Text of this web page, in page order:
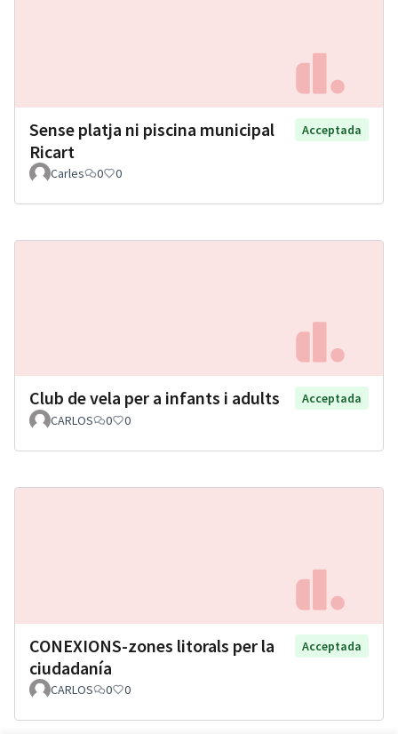
Sense platja ni piscina municipal
Ricart
Acceptada
Carles 0 0
Club de vela per a infants i adults
Acceptada
CARLOS
0 0
CONEXIONS-zones litorals per la
ciudadanía
Acceptada
CARLOS 0 0